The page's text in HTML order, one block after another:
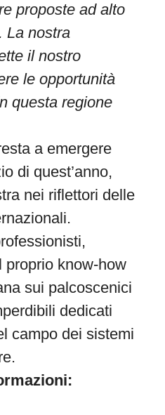
proposte ad alto
La nostra
il nostro
le opportunità
questa regione
a emergere
di quest’anno,
nei riflettori delle
proprio know-how
sui palcoscenici
dedicati
campo dei sistemi